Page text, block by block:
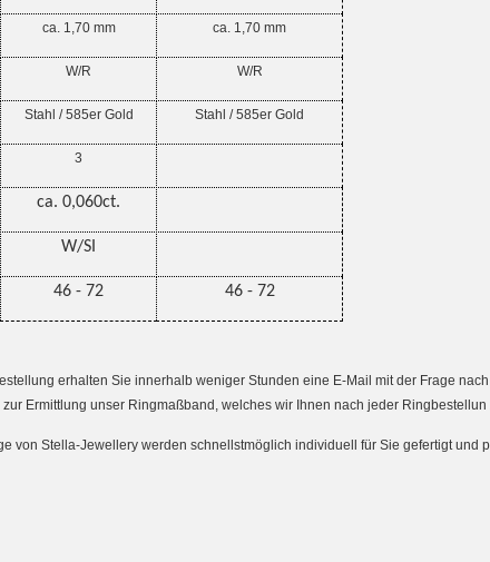
ca. 1,70 mm ca. 1,70 mm
W/R W/R
Stahl / 585er Gold Stahl / 585er Gold
3
ca. 0,060ct.
W/SI
46 - 72 46 - 72
erhalten Sie innerhalb weniger Stunden eine E-Mail mit der Frage
Ermittlung unser Ringmaßband, welches wir Ihnen nach jeder
von Stella-Jewellery werden schnellstmöglich individuell für Sie gefertigt